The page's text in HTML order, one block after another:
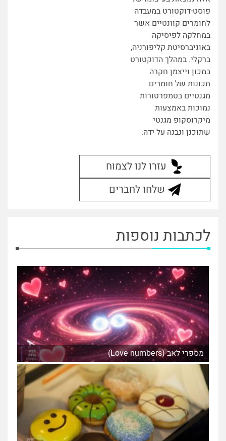
פוסט-דוקטורט במעבדה
לחומרים קוונטיים אשר
במחלקה לפיסיקה
באוניברסיטת קליפורניה,
ברקלי. במהלך הדוקטורט
במכון וייצמן חקרה
תכונות של חומרים
מגנטיים בטמפרטורות
נמוכות באמצעות
מיקרוסקופ מגנטי
שתוכנן ונבנה על ידה.
עזרו לנו לצמוח
שלחו לחברים
לכתבות נוספות
מספרי לאב (Love numbers)